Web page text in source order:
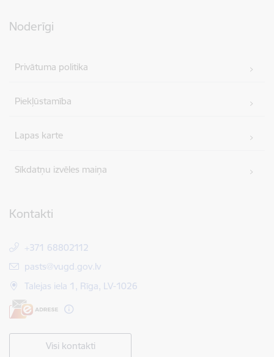
Noderīgi
Privātuma politika
Piekļūstamība
Lapas karte
Sīkdatņu izvēles maiņa
Kontakti
+371 68802112
E-pasts:
pasts@vugd.gov.lv
Talejas iela 1, Rīga, LV-1026
Visi kontakti